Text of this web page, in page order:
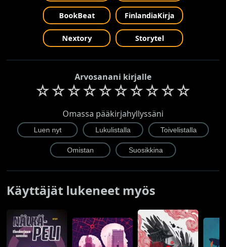
BookBeat FinlandiaKirja
Nextory Storytel
Arvosanani kirjalle
☆☆☆☆☆☆☆☆☆☆
Omassa pääkirjahyllyssäni
Käyttäjät lukeneet myös